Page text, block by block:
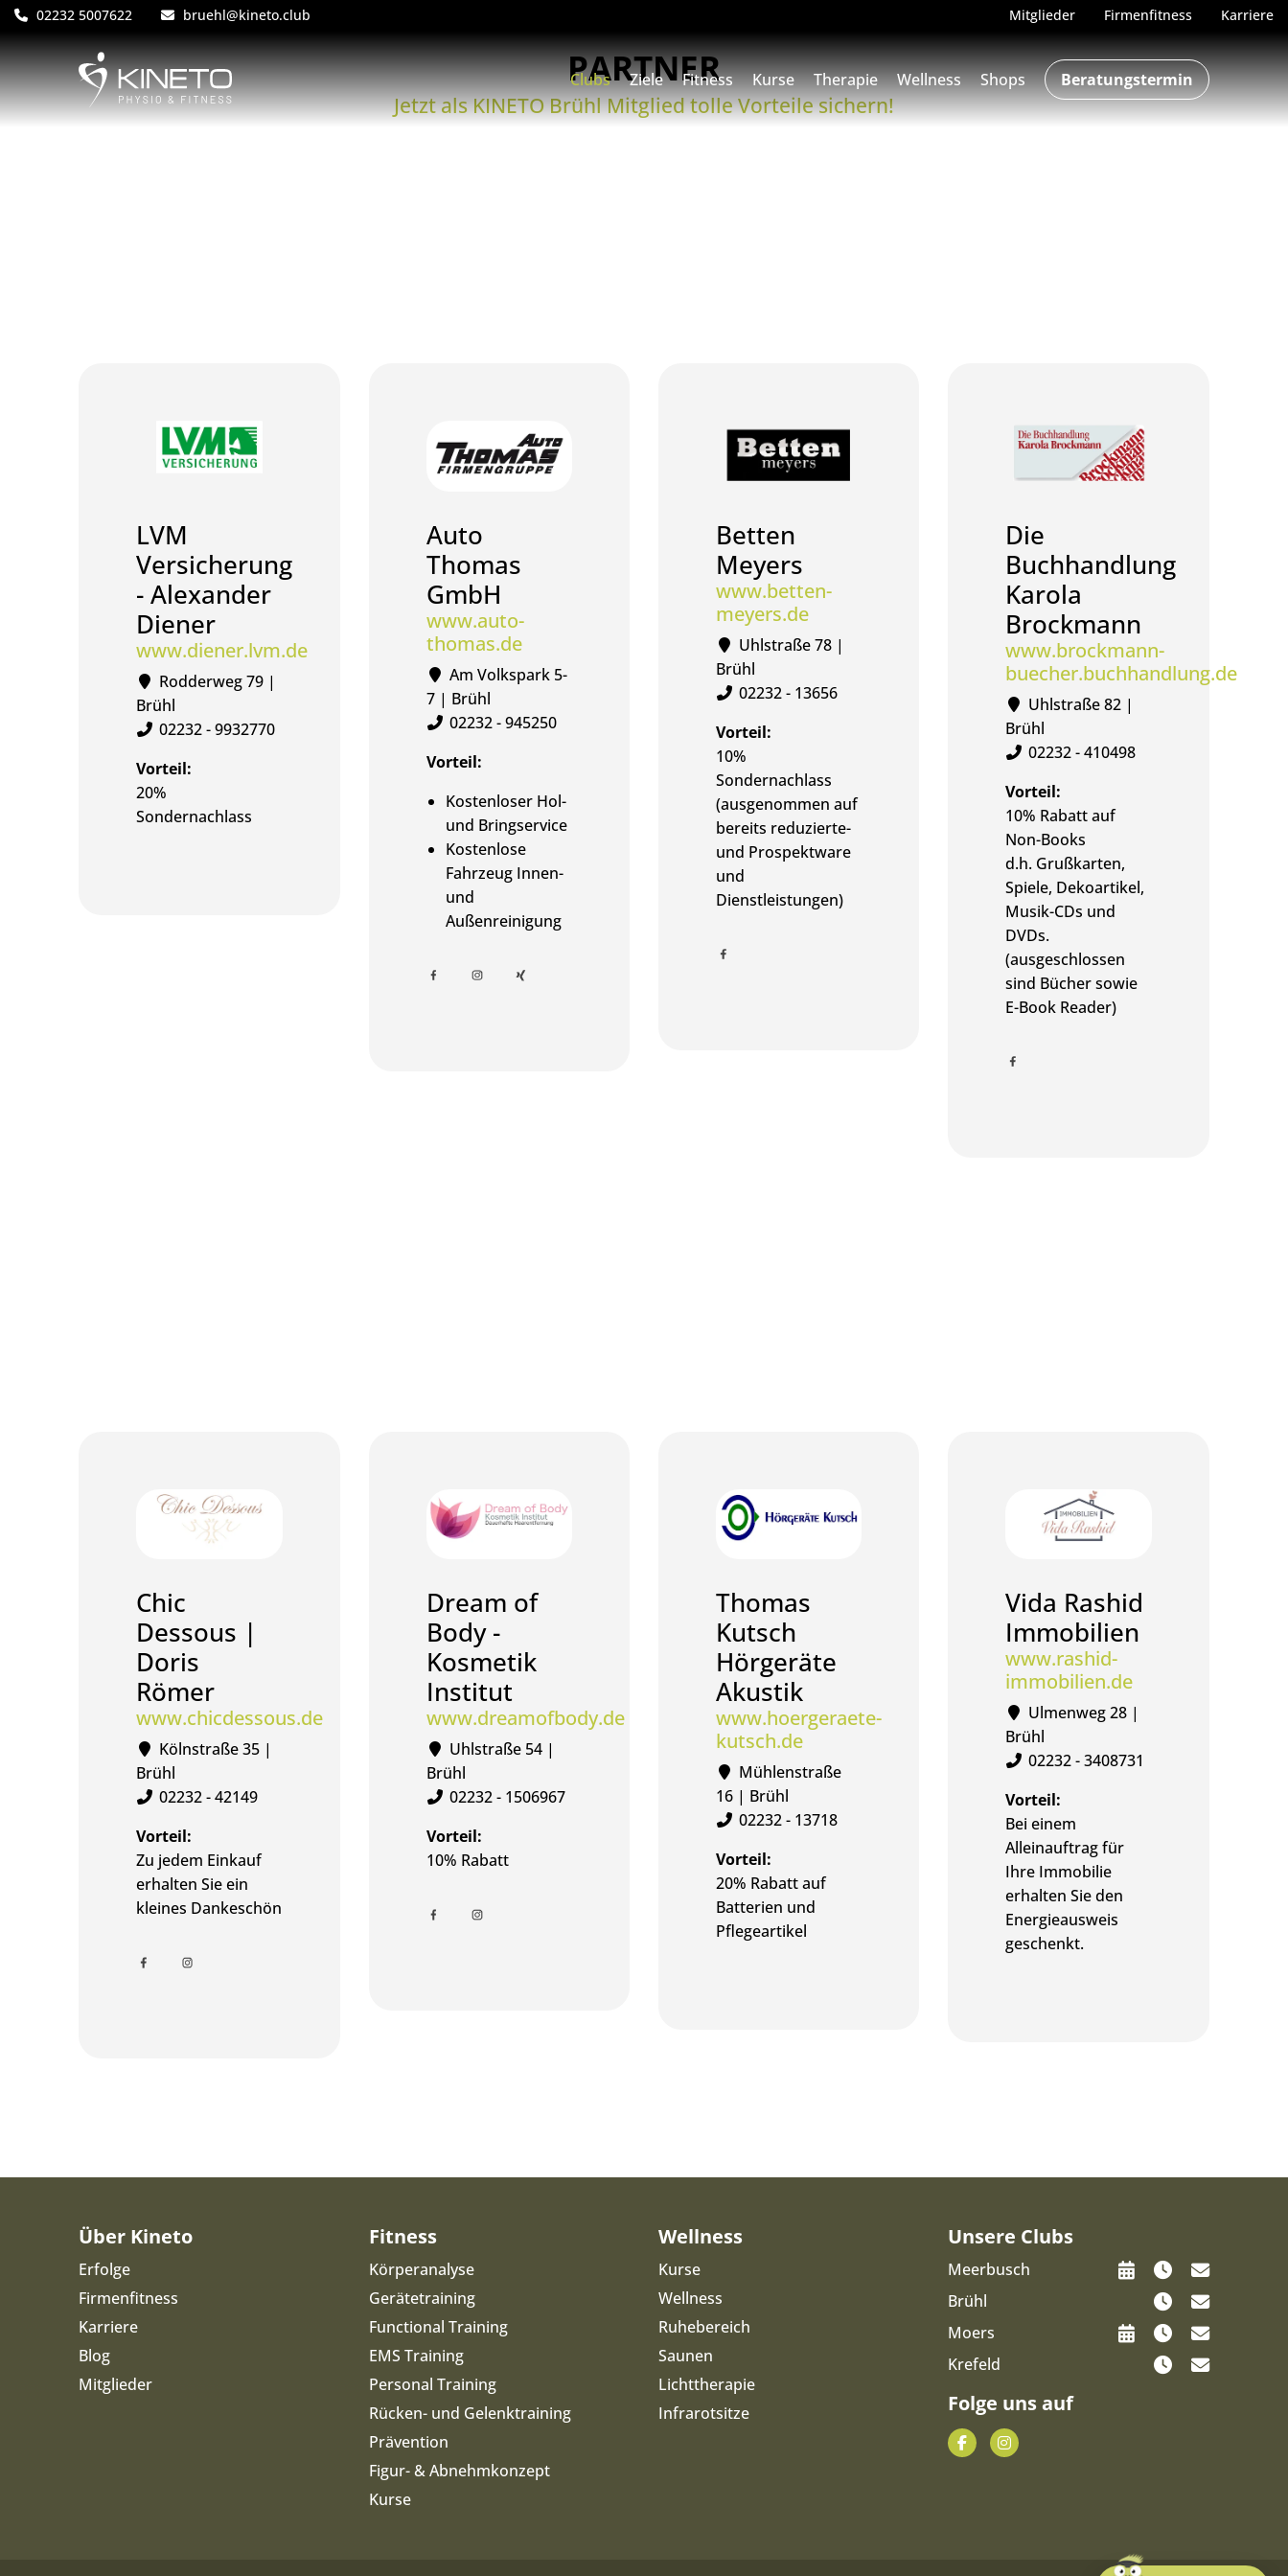
02232 5007622 bruehl@kineto.club Mitglieder Firmenfitness Karriere
Clubs Ziele Fitness Kurse Therapie Wellness Shops Beratungstermin
PARTNER
Jetzt als KINETO Brühl Mitglied tolle Vorteile sichern!
LVM
Versicherung
- Alexander
Diener
www.diener.lvm.de
Rodderweg 79 |
Brühl
02232 - 9932770
Vorteil:
20%
Sondernachlass
Auto
Thomas
GmbH
www.auto-
thomas.de
Am Volkspark 5-
7 | Brühl
02232 - 945250
Vorteil:
Kostenloser Hol-
und Bringservice
Kostenlose
Fahrzeug Innen-
und
Außenreinigung
Betten
Meyers
www.betten-
meyers.de
Uhlstraße 78 |
Brühl
02232 - 13656
Vorteil:
10%
Sondernachlass
(ausgenommen auf
bereits reduzierte-
und Prospektware
und
Dienstleistungen)
Die
Buchhandlung
Karola
Brockmann
www.brockmann-
buecher.buchhandlung.de
Uhlstraße 82 |
Brühl
02232 - 410498
Vorteil:
10% Rabatt auf
Non-Books
d.h. Grußkarten,
Spiele, Dekoartikel,
Musik-CDs und
DVDs.
(ausgeschlossen
sind Bücher sowie
E-Book Reader)
Chic
Dessous |
Doris
Römer
www.chicdessous.de
Kölnstraße 35 |
Brühl
02232 - 42149
Vorteil:
Zu jedem Einkauf
erhalten Sie ein
kleines Dankeschön
Dream of
Body -
Kosmetik
Institut
www.dreamofbody.de
Uhlstraße 54 |
Brühl
02232 - 1506967
Vorteil:
10% Rabatt
Thomas
Kutsch
Hörgeräte
Akustik
www.hoergeraete-
kutsch.de
Mühlenstraße
16 | Brühl
02232 - 13718
Vorteil:
20% Rabatt auf
Batterien und
Pflegeartikel
Vida Rashid
Immobilien
www.rashid-
immobilien.de
Ulmenweg 28 |
Brühl
02232 - 3408731
Vorteil:
Bei einem
Alleinauftrag für
Ihre Immobilie
erhalten Sie den
Energieausweis
geschenkt.
Über Kineto
Erfolge
Firmenfitness
Karriere
Blog
Mitglieder
Fitness
Körperanalyse
Gerätetraining
Functional Training
EMS Training
Personal Training
Rücken- und Gelenktraining
Prävention
Figur- & Abnehmkonzept
Kurse
Wellness
Kurse
Wellness
Ruhebereich
Saunen
Lichttherapie
Infrarotsitze
Unsere Clubs
Meerbusch
Brühl
Moers
Krefeld
Folge uns auf